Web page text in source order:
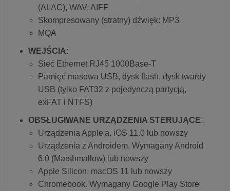
(ALAC), WAV, AIFF
Skompresowany (stratny) dźwięk: MP3
MQA
WEJŚCIA:
Sieć Ethernet RJ45 1000Base-T
Pamięć masowa USB, dysk flash, dysk twardy
USB (tylko FAT32 z pojedynczą partycją,
exFAT i NTFS)
OBSŁUGIWANE URZĄDZENIA STERUJĄCE:
Urządzenia Apple'a. iOS 11.0 lub nowszy
Urządzenia z Androidem. Wymagany Android
6.0 (Marshmallow) lub nowszy
Apple Silicon. macOS 11 lub nowszy
Chromebook. Wymagany Google Play Store